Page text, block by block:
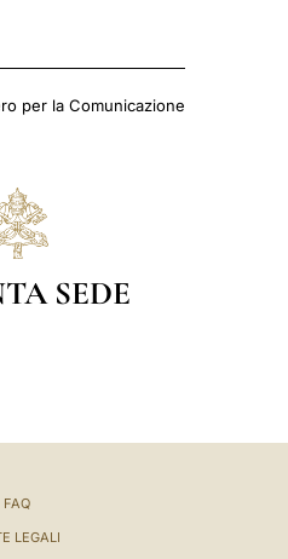
per la Comunicazione
SEDE
FAQ
LEGALI